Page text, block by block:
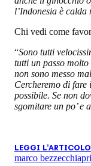
l’Indonesia è
Chi vedi come
“Sono tutti
tutti un passo
non sono messo
Cercheremo di
possibile. Se non
sgomitare un po’ e
LEGGI
marco bezzecchi